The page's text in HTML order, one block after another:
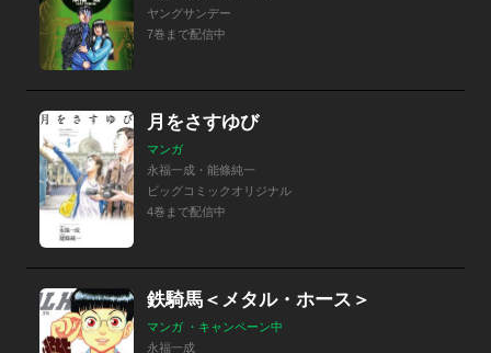
ヤングサンデー
7巻まで配信中
月をさすゆび
マンガ
永福一成・能條純一
ビッグコミックオリジナル
4巻まで配信中
鉄騎馬＜メタル・ホース＞
マンガ ・キャンペーン中
永福一成